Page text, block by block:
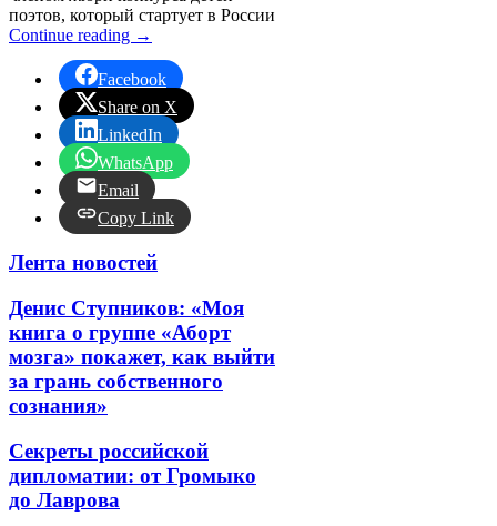
поэтов, который стартует в России
Continue reading →
Facebook
Share on X
LinkedIn
WhatsApp
Email
Copy Link
Лента новостей
Денис Ступников: «Моя
книга о группе «Аборт
мозга» покажет, как выйти
за грань собственного
сознания»
Секреты российской
дипломатии: от Громыко
до Лаврова